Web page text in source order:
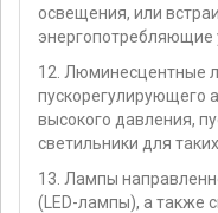
освещения, или
энергопотребляющие
12. Люминесцентные
пускорегулирующего
высокого давления,
светильники для
13. Лампы
(LED-лампы), а также